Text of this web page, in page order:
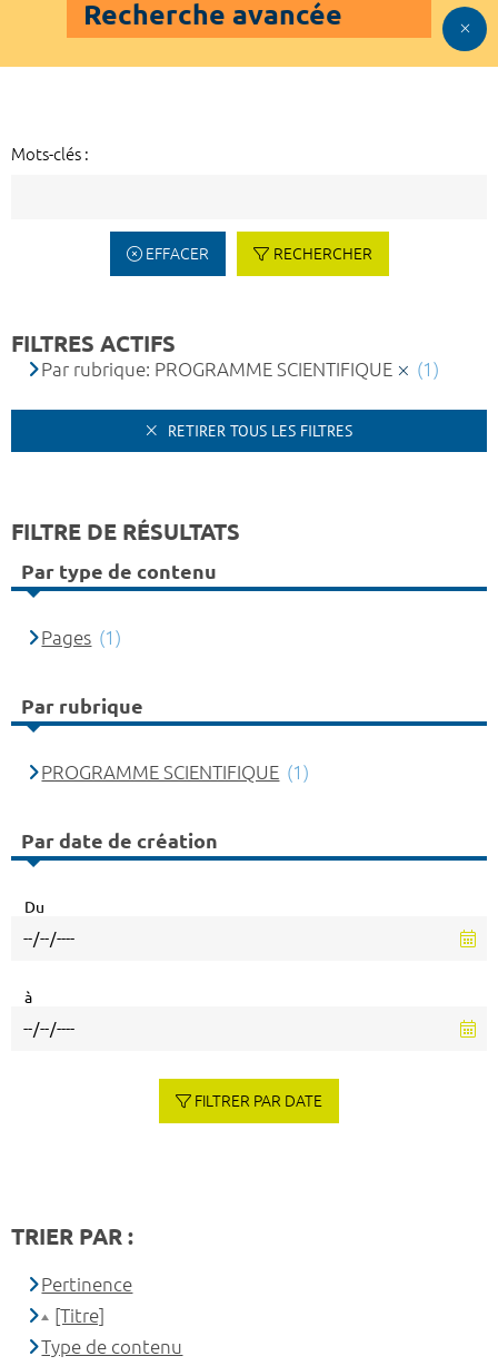
Recherche avancée
Mots-clés :
EFFACER RECHERCHER
FILTRES ACTIFS
Par rubrique: PROGRAMME SCIENTIFIQUE (1)
RETIRER TOUS LES FILTRES
FILTRE DE RÉSULTATS
Par type de contenu
Pages (1)
Par rubrique
PROGRAMME SCIENTIFIQUE (1)
Par date de création
Du
à
FILTRER PAR DATE
TRIER PAR :
Pertinence
[Titre]
Type de contenu